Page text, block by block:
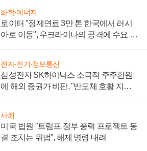
화학·에너지
로이터 "정제연료 3만 톤 한국에서 러시
아로 이동", 우크라이나의 공격에 수요 늘
전자·전기·정보통신
삼성전자 SK하이닉스 소극적 주주환원
에 해외 증권가 비판, "반도체 호황 지속
사회
미국 법원 "트럼프 정부 풍력 프로젝트 동
결 조치는 위법", 해제 명령 내려